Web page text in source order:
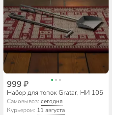
999 ₽
Набор для топок Gratar, НИ 105
Самовывоз:сегодня
Курьером: 11 августа